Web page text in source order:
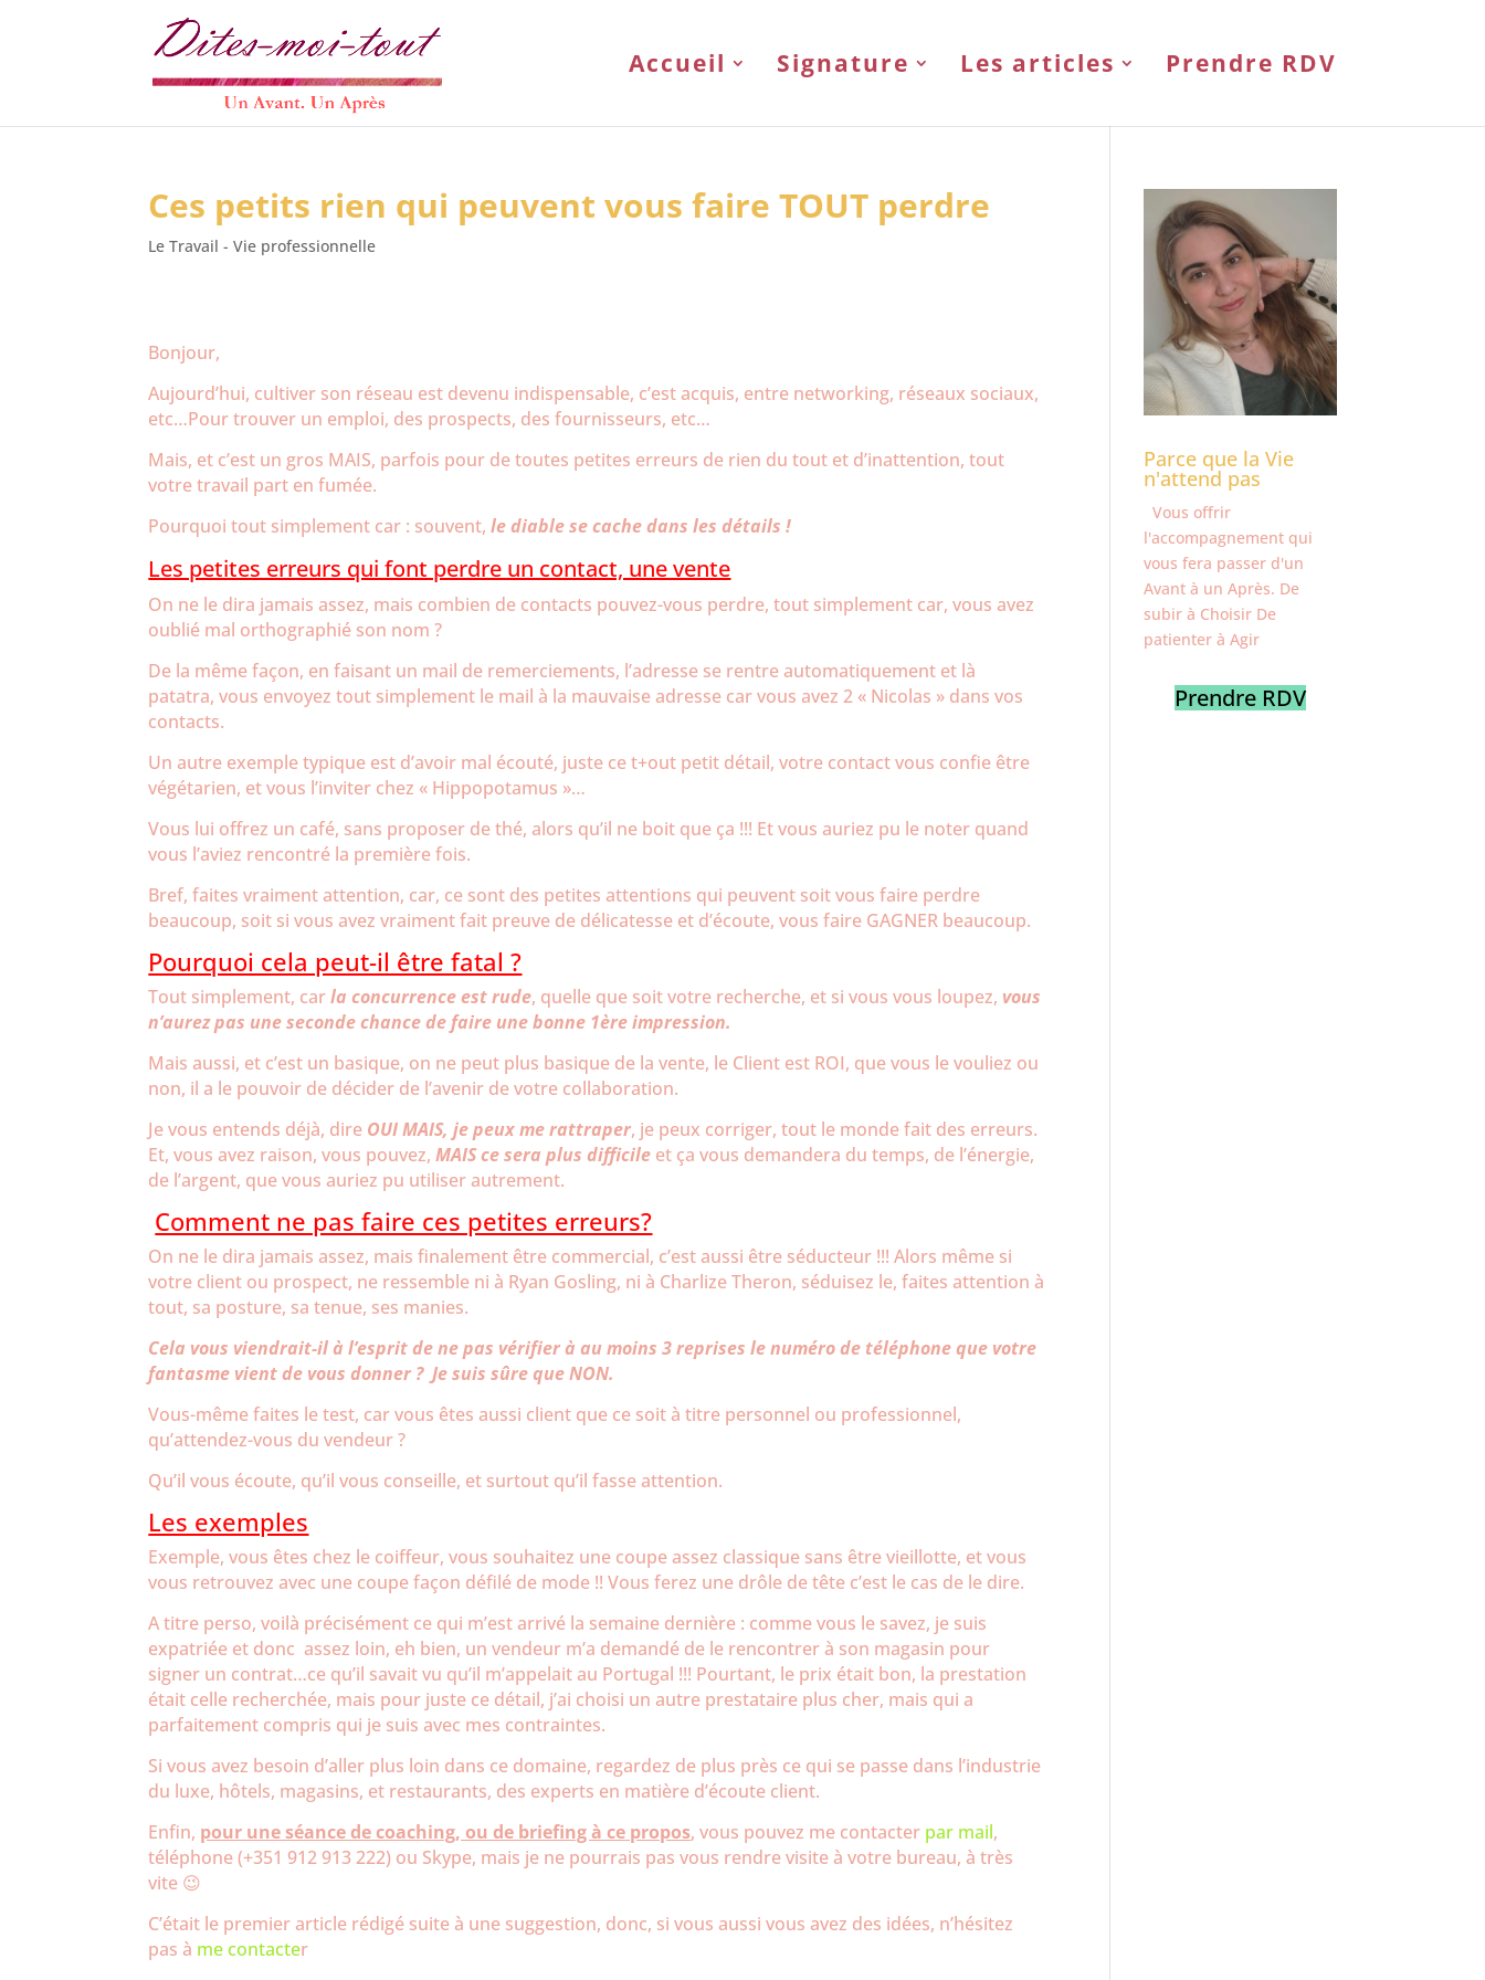
Accueil Signature Les articles Prendre RDV
Ces petits rien qui peuvent vous faire TOUT perdre
Le Travail - Vie professionnelle
Bonjour,
Aujourd’hui, cultiver son réseau est devenu indispensable, c’est acquis, entre networking, réseaux sociaux,
etc…Pour trouver un emploi, des prospects, des fournisseurs, etc…
Mais, et c’est un gros MAIS, parfois pour de toutes petites erreurs de rien du tout et d’inattention, tout
votre travail part en fumée.
Pourquoi tout simplement car : souvent,le diable se cache dans les détails !
Les petites erreurs qui font perdre un contact, une vente
On ne le dira jamais assez, mais combien de contacts pouvez-vous perdre, tout simplement car, vous avez
oublié mal orthographié son nom ?
De la même façon, en faisant un mail de remerciements, l’adresse se rentre automatiquement et là
patatra, vous envoyez tout simplement le mail à la mauvaise adresse car vous avez 2 « Nicolas » dans vos
contacts.
Un autre exemple typique est d’avoir mal écouté, juste ce t+out petit détail, votre contact vous confie être
végétarien, et vous l’inviter chez « Hippopotamus »…
Vous lui offrez un café, sans proposer de thé, alors qu’il ne boit que ça !!! Et vous auriez pu le noter quand
vous l’aviez rencontré la première fois.
Bref, faites vraiment attention, car, ce sont des petites attentions qui peuvent soit vous faire perdre
beaucoup, soit si vous avez vraiment fait preuve de délicatesse et d’écoute, vous faire GAGNER beaucoup.
Pourquoi cela peut-il être fatal ?
Tout simplement, carla concurrence est rude, quelle que soit votre recherche, et si vous vous loupez, vous
n’aurez pas une seconde chance de faire une bonne 1ère impression.
Mais aussi, et c’est un basique, on ne peut plus basique de la vente, le Client est ROI, que vous le vouliez ou
non, il a le pouvoir de décider de l’avenir de votre collaboration.
Je vous entends déjà, dire OUI MAIS, je peux me rattraper, je peux corriger, tout le monde fait des erreurs.
Et, vous avez raison, vous pouvez,MAIS ce sera plus difficile et ça vous demandera du temps, de l’énergie,
de l’argent, que vous auriez pu utiliser autrement.
Comment ne pas faire ces petites erreurs?
On ne le dira jamais assez, mais finalement être commercial, c’est aussi être séducteur !!! Alors même si
votre client ou prospect, ne ressemble ni à Ryan Gosling, ni à Charlize Theron, séduisez le, faites attention à
tout, sa posture, sa tenue, ses manies.
Cela vous viendrait-il à l’esprit de ne pas vérifier à au moins 3 reprises le numéro de téléphone que votre
fantasme vient de vous donner ? Je suis sûre que NON.
Vous-même faites le test, car vous êtes aussi client que ce soit à titre personnel ou professionnel,
qu’attendez-vous du vendeur ?
Qu’il vous écoute, qu’il vous conseille, et surtout qu’il fasse attention.
Les exemples
Exemple, vous êtes chez le coiffeur, vous souhaitez une coupe assez classique sans être vieillotte, et vous
vous retrouvez avec une coupe façon défilé de mode !! Vous ferez une drôle de tête c’est le cas de le dire.
A titre perso, voilà précisément ce qui m’est arrivé la semaine dernière : comme vous le savez, je suis
expatriée et donc assez loin, eh bien, un vendeur m’a demandé de le rencontrer à son magasin pour
signer un contrat…ce qu’il savait vu qu’il m’appelait au Portugal !!! Pourtant, le prix était bon, la prestation
était celle recherchée, mais pour juste ce détail, j’ai choisi un autre prestataire plus cher, mais qui a
parfaitement compris qui je suis avec mes contraintes.
Si vous avez besoin d’aller plus loin dans ce domaine, regardez de plus près ce qui se passe dans l’industrie
du luxe, hôtels, magasins, et restaurants, des experts en matière d’écoute client.
Enfin, pour une séance de coaching, ou de briefing à ce propos, vous pouvez me contacter par mail,
téléphone (+351 912 913 222) ou Skype, mais je ne pourrais pas vous rendre visite à votre bureau, à très
vite 😉
C’était le premier article rédigé suite à une suggestion, donc, si vous aussi vous avez des idées, n’hésitez
pas à me contacter
Parce que la Vie
n'attend pas
Vous offrir
l'accompagnement qui
vous fera passer d'un
Avant à un Après. De
subir à Choisir De
patienter à Agir
Prendre RDV